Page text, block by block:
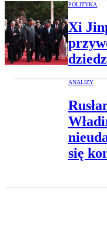
POLITYKA
Xi
ANALIZY
się